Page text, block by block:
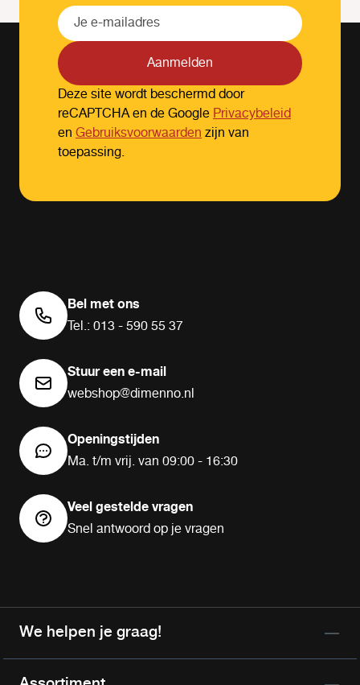
Aanmelden
Deze site wordt beschermd door
reCAPTCHA en de GooglePrivacybeleid
en Gebruiksvoorwaardenzijn van
toepassing.
Bel met ons
Tel.: 013 - 590 55 37
Stuur een e-mail
webshop@dimenno.nl
Openingstijden
Ma. t/m vrij. van 09:00 - 16:30
Veel gestelde vragen
Snel antwoord op je vragen
We helpen je graag!